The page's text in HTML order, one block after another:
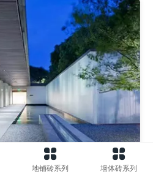
地铺砖系列 墙体砖系列